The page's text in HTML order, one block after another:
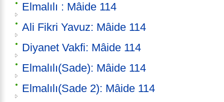
Elmalılı : Mâide 114
Ali Fikri Yavuz: Mâide 114
Diyanet Vakfi: Mâide 114
Elmalılı(Sade): Mâide 114
Elmalılı(Sade 2): Mâide 114